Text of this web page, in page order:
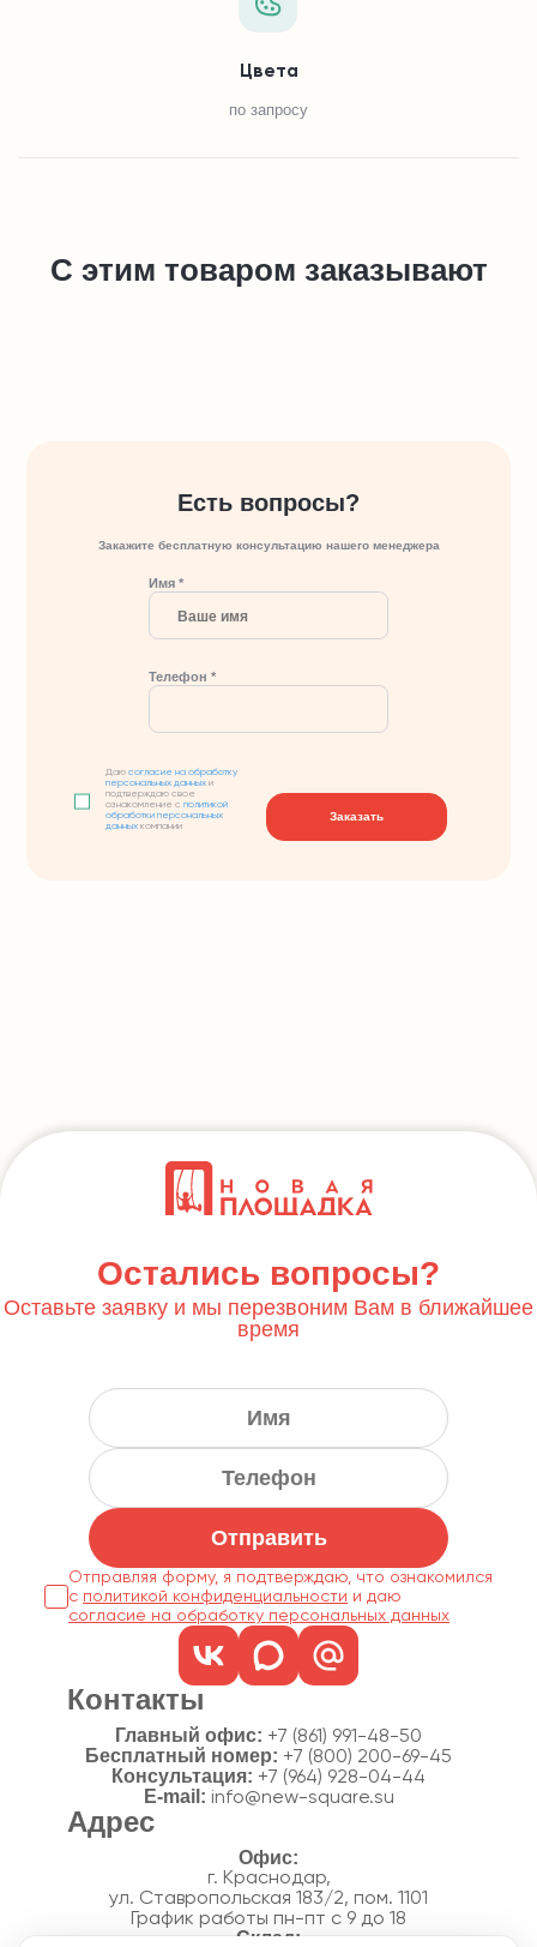
Цвета
по запросу
С этим товаром заказывают
Есть вопросы?
Закажите бесплатную консультацию нашего менеджера
Имя *
Телефон *
Даюсогласие на обработку
персональных данных и
подтверждаю свое
ознакомление сполитикой
обработки персональных
данных компании
Заказать
Остались вопросы?
Оставьте заявку и мы перезвоним Вам в ближайшее
время
Отправить
Отправляя форму, я подтверждаю, что ознакомился
с политикой конфиденциальности
согласие на обработку персональных данных
Контакты
Главный офис: +7 (861) 991-48-50
Бесплатный номер: +7 (800) 200-69-45
Консультация: +7 (964) 928-04-44
E-mail: info@new-square.su
Адрес
г. Краснодар,
ул. Ставропольская 183/2, пом. 1101
График работы пн-пт с 9 до 18